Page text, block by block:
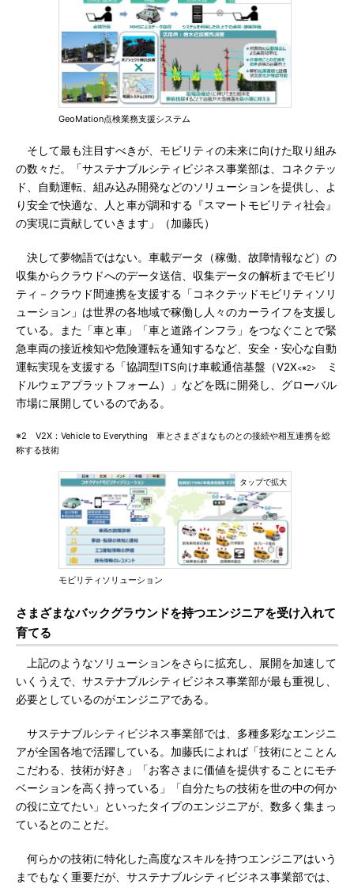
GeoMation点検業務支援システム
そして最も注目すべきが、モビリティの未来に向けた取り組み
の数々だ。「サステナブルシティビジネス事業部は、コネクテッ
ド、自動運転、組み込み開発などのソリューションを提供し、よ
り安全で快適な、人と車が調和する『スマートモビリティ社会』
の実現に貢献していきます」（加藤氏）
決して夢物語ではない。車載データ（稼働、故障情報など）の
収集からクラウドへのデータ送信、収集データの解析までモビリ
ティ－クラウド間連携を支援する「コネクテッドモビリティソリ
ューション」は世界の各地域で稼働し人々のカーライフを支援し
ている。また「車と車」「車と道路インフラ」をつなぐことで緊
急車両の接近検知や危険運転を通知するなど、安全・安心な自動
運転実現を支援する「協調型ITS向け車載通信基盤（V2X<※2>
ミ
ドルウェアプラットフォーム）」などを既に開発し、グローバル
市場に展開しているのである。
※2 V2X：Vehicle to Everything 車とさまざまなものとの接続や相互連携を総
称する技術
モビリティソリューション
さまざまなバックグラウンドを持つエンジニアを受け入れて
育てる
上記のようなソリューションをさらに拡充し、展開を加速して
いくうえで、サステナブルシティビジネス事業部が最も重視し、
必要としているのがエンジニアである。
サステナブルシティビジネス事業部では、多種多彩なエンジニ
アが全国各地で活躍している。加藤氏によれば「技術にとことん
こだわる、技術が好き」「お客さまに価値を提供することにモチ
ベーションを高く持っている」「自分たちの技術を世の中の何か
の役に立てたい」といったタイプのエンジニアが、数多く集まっ
ているとのことだ。
何らかの技術に特化した高度なスキルを持つエンジニアはいう
までもなく重要だが、サステナブルシティビジネス事業部では、